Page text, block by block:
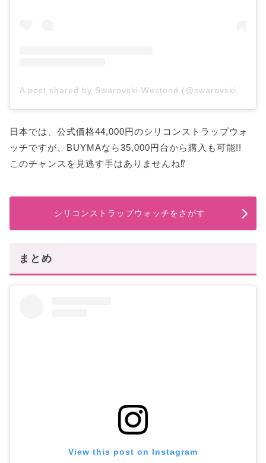
日本では、公式価格44,000円のシリコンストラップウォ
ッチですが、BUYMAなら35,000円台から購入も可能!!
このチャンスを見逃す手はありませんね⁉
シリコンストラップウォッチをさがす
まとめ
View this post on Instagram